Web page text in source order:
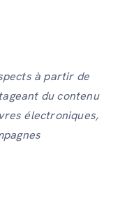
à partir de
du contenu
électroniques,